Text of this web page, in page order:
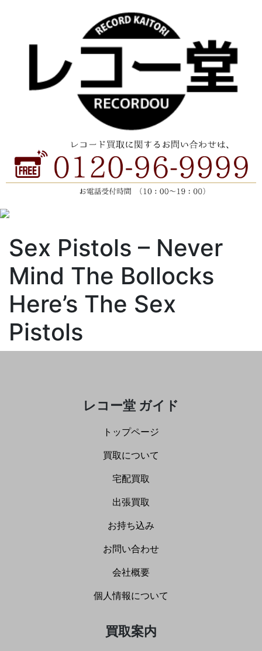
Sex Pistols ‎– Never
Mind The Bollocks
Here’s The Sex
Pistols
レコー堂 ガイド
トップページ
買取について
宅配買取
出張買取
お持ち込み
お問い合わせ
会社概要
個人情報について
買取案内